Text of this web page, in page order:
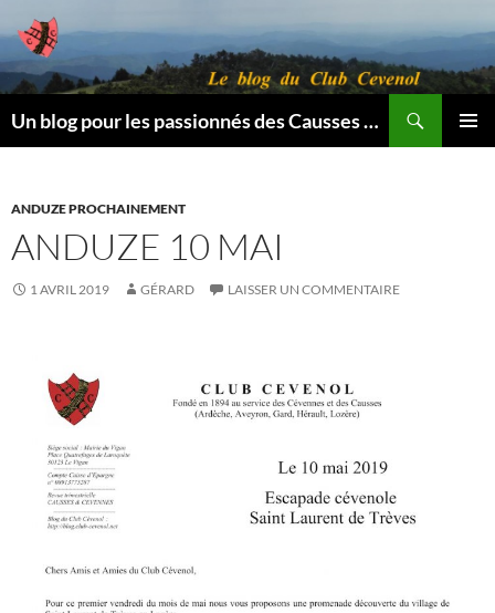
au
contenu
Un blog pour les passionnés des Causses et des Cévennes.
ANDUZE PROCHAINEMENT
ANDUZE 10 MAI
1 AVRIL 2019 GÉRARD LAISSER UN COMMENTAIRE